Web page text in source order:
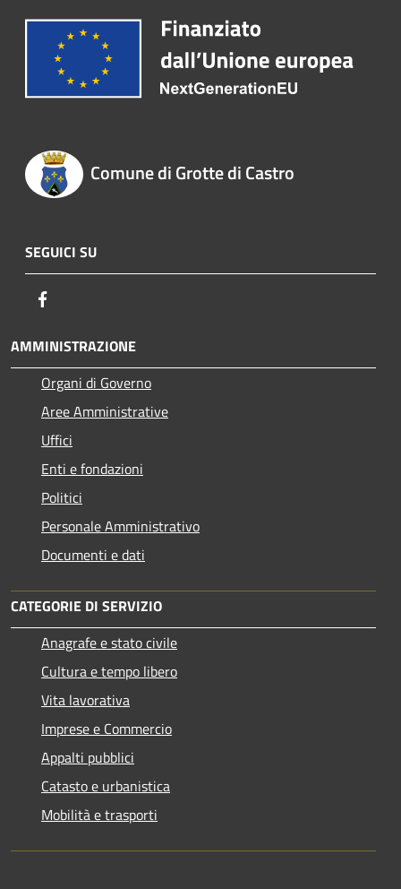
Comune di Grotte di Castro
SEGUICI SU
AMMINISTRAZIONE
Organi di Governo
Aree Amministrative
Uffici
Enti e fondazioni
Politici
Personale Amministrativo
Documenti e dati
CATEGORIE DI SERVIZIO
Anagrafe e stato civile
Cultura e tempo libero
Vita lavorativa
Imprese e Commercio
Appalti pubblici
Catasto e urbanistica
Mobilità e trasporti